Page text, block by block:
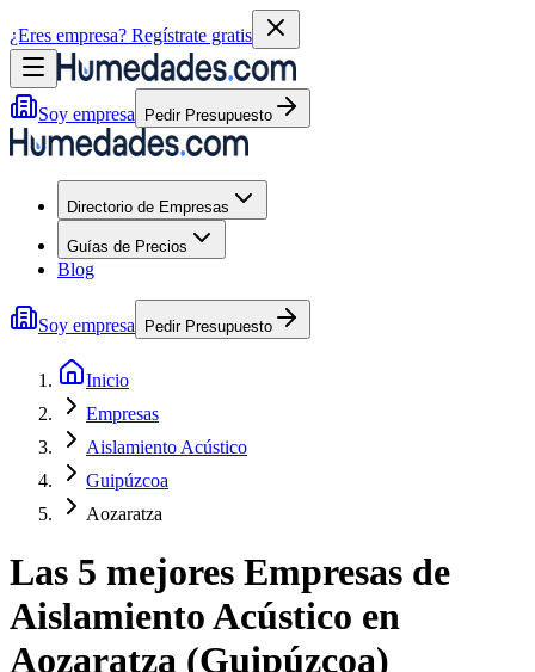
¿Eres empresa? Regístrate gratis
Soy empresa Pedir Presupuesto
Directorio de Empresas
Guías de Precios
Blog
Soy empresa Pedir Presupuesto
Inicio
Empresas
Aislamiento Acústico
Guipúzcoa
Aozaratza
Las 5 mejores Empresas de
Aislamiento Acústico en
Aozaratza (Guipúzcoa)